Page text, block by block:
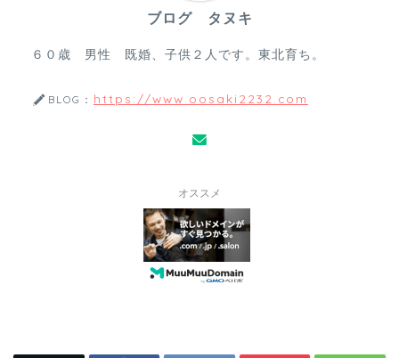
ブログ タヌキ
６０歳 男性 既婚、子供２人です。東北育ち。
BLOG： https://www.oosaki2232.com
オススメ